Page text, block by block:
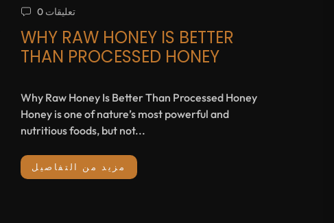
0 تعليقات
WHY RAW HONEY IS BETTER
THAN PROCESSED HONEY
Why Raw Honey Is Better Than Processed Honey
Honey is one of nature’s most powerful and
nutritious foods, but not...
مزيد من التفاصيل